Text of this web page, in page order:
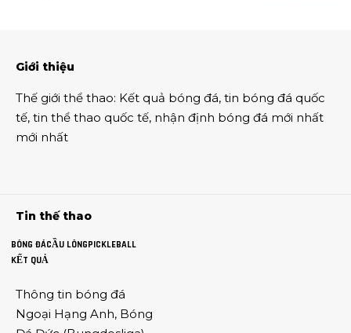
Giới thiệu
Thế giới thể thao: Kết quả bóng đá, tin bóng đá quốc
tế, tin thể thao quốc tế, nhận định bóng đá mới nhất
mới nhất
Tin thế thao
BÓNG ĐÁCẦU LÔNGPICKLEBALL
KẾT QUẢ
Thông tin bóng đá
Ngoại Hạng Anh, Bóng